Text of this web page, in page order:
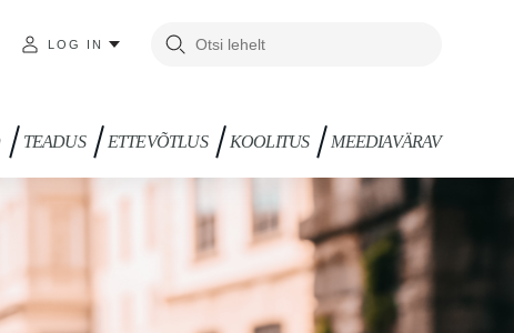
LOG IN
TEADUS ETTEVÕTLUS KOOLITUS MEEDIAVÄRAV